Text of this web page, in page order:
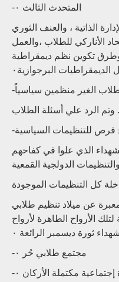
-المتحدث الثالث ٠
الذاتية ، والعنف الثوري
الأناركي للطلاب ،والعمل
وطرق تكوين نظم ديمقراطية
البرجوازية٠
الغير منظمين سياسياً
وتم الرد علي أسئلة الطلاب .
فرص للتنظيمات السياسية
الذي علوا في كفاحهم
الدولجية القمعية
عن ميلاد تنظيم طلابي
الأرواح الطاهرة لأرواح
شهداء ثورة ديسمبر الرائعة ٠
-مجتمع طلابي حُر ٠
إجتماعية مكتملة الأركان ٠